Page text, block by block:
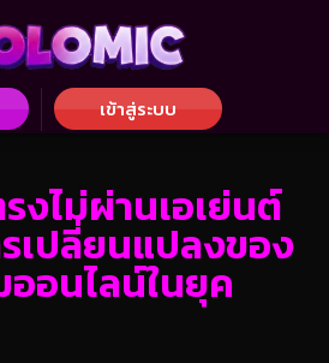
เข้าสู่ระบบ
งไม่ผ่านเอเย่นต์
เปลี่ยนแปลงของ
อนไลน์ในยุค